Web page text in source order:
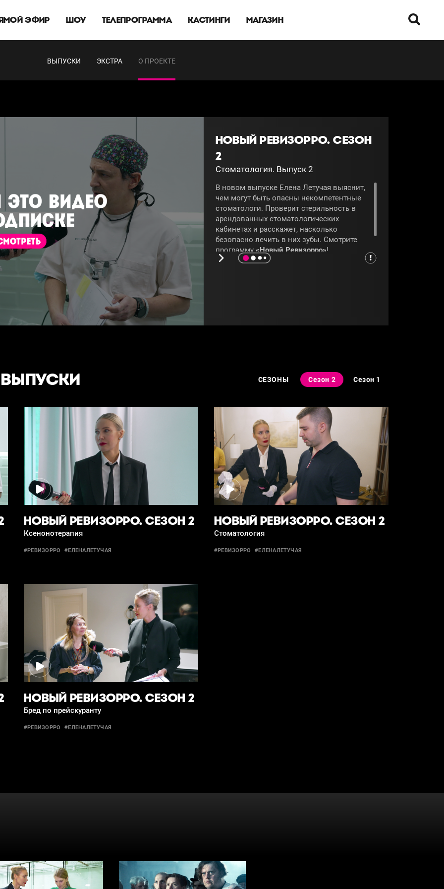
ЭФИР ШОУ ТЕЛЕПРОГРАММА КАСТИНГИ МАГАЗИН
ВЫПУСКИ ЭКСТРА О ПРОЕКТЕ
НОВЫЙ РЕВИЗОРРО. СЕЗОН
2
Стоматология. Выпуск 2
В новом выпуске Елена Летучая выяснит,
чем могут быть опасны некомпетентные
стоматологи. Проверит стерильность в
арендованных стоматологических
кабинетах и расскажет, насколько
безопасно лечить в них зубы. Смотрите
программу «Новый Ревизорро»!
СЕЗОНЫ Сезон 2 Сезон 1
НОВЫЙ РЕВИЗОРРО. СЕЗОН 2
Ксенонотерапия
#РЕВИЗОРРО #ЕЛЕНАЛЕТУЧАЯ
НОВЫЙ РЕВИЗОРРО. СЕЗОН 2
Стоматология
#РЕВИЗОРРО #ЕЛЕНАЛЕТУЧАЯ
НОВЫЙ РЕВИЗОРРО. СЕЗОН 2
Бред по прейскуранту
#РЕВИЗОРРО #ЕЛЕНАЛЕТУЧАЯ